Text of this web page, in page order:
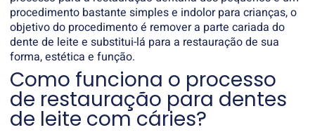
procedimento bastante simples e indolor para crianças, o
objetivo do procedimento é remover a parte cariada do
dente de leite e substitui-lá para a restauração de sua
forma, estética e função.
Como funciona o processo
de restauração para dentes
de leite com cáries?